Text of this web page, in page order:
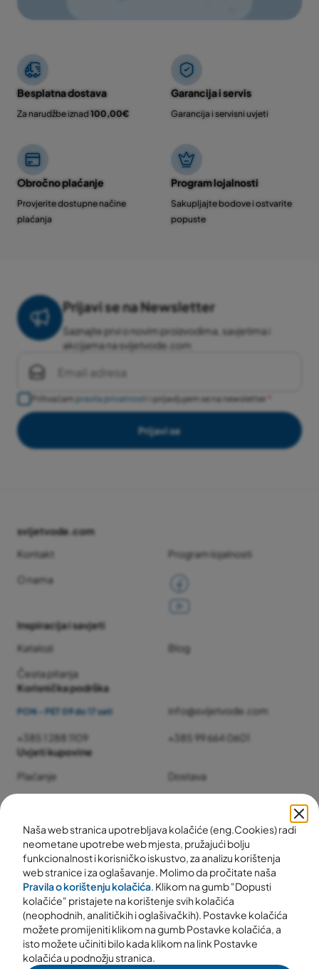
Naša web stranica upotrebljava kolačiće (eng.Cookies) radi
neometane upotrebe web mjesta, pružajući bolju
funkcionalnost i korisničko iskustvo, za analizu korištenja
web stranice i za oglašavanje. Molimo da pročitate naša
Pravila o korištenju kolačića. Klikom na gumb "Dopusti
kolačiće" pristajete na korištenje svih kolačića
(neophodnih, analitičkih i oglašivačkih). Postavke kolačića
možete promijeniti klikom na gumb Postavke kolačića, a
isto možete učiniti bilo kada klikom na link Postavke
kolačića u podnožju stranica.
Besplatna dostava
Za narudžbe iznad 100,00€
Garancija i servis
Garancija i servisni uvjeti
Obročno plaćanje
Provjerite dostupne načine
plaćanja
Program lojalnosti
Sakupljajte bodove i ostvarite
popuste
Prijavi se na Newsletter
Saznajte prvi o novim proizvodima, savjetima i
akcijama na svijetvode.com
Prihvaćam pravila privatnosti i prijavljujem se na newsletter
Prijavi se
svijetvode.com
Kontakt
Program lojalnosti
O nama
Inspiracija i savjeti
Katalozi
Blog
Česta pitanja
Korisnička podrška
PON - PET 09 do 17 sati info@svijetvode.com
+385 1 288 1109
+385 99 664 0601
Uvjeti kupovine
Plaćanje
Dostava